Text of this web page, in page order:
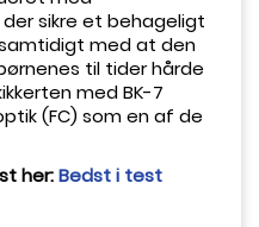
sikre et behageligt
med at den
til tider hårde
med BK-7
(FC) som en af de
her:Bedst i test